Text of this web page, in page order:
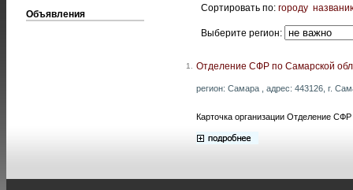
Объявления
Сортировать по: городу
Выберите регион:
1. Отделение СФР по Самарской
регион: Самара , адрес: 443126, г.
Карточка организации Отделение